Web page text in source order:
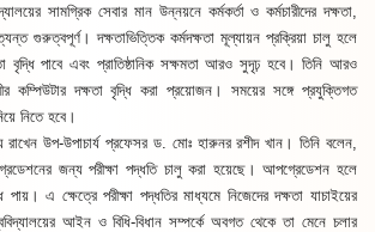
সামগ্রিক সেবার মান উন্নয়নে কর্মকর্তা ও কর্মচারীদের দক্ষতা,
গুরুত্বপূর্ণ। দক্ষতাভিত্তিক কর্মদক্ষতা মূল্যায়ন প্রক্রিয়া চালু হলে
বৃদ্ধি পাবে এবং প্রাতিষ্ঠানিক সক্ষমতা আরও সুদৃঢ় হবে। তিনি আরও
কম্পিউটার দক্ষতা বৃদ্ধি করা প্রয়োজন। সময়ের সঙ্গে প্রযুক্তিগত
নিতে হবে।
রাখেন উপ-উপাচার্য প্রফেসর ড. মোঃ হারুনর রশীদ খান। তিনি বলেন,
জন্য পরীক্ষা পদ্ধতি চালু করা হয়েছে। আপগ্রেডেশন হলে
পায়। এ ক্ষেত্রে পরীক্ষা পদ্ধতির মাধ্যমে নিজেদের দক্ষতা যাচাইয়ের
আইন ও বিধি-বিধান সম্পর্কে অবগত থেকে তা মেনে চলার